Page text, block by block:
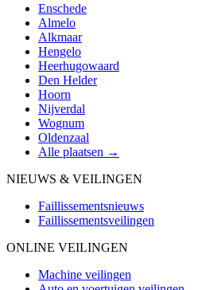
Enschede
Almelo
Alkmaar
Hengelo
Heerhugowaard
Den Helder
Hoorn
Nijverdal
Wognum
Oldenzaal
Alle plaatsen →
NIEUWS & VEILINGEN
Faillissementsnieuws
Faillissementsveilingen
ONLINE VEILINGEN
Machine veilingen